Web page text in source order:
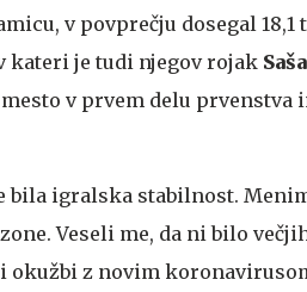
v povprečju dosegal 18,1
kateri je tudi njegov rojak
v prvem delu prvenstva
bila igralska stabilnost.
Veseli me, da ni bilo
z novim